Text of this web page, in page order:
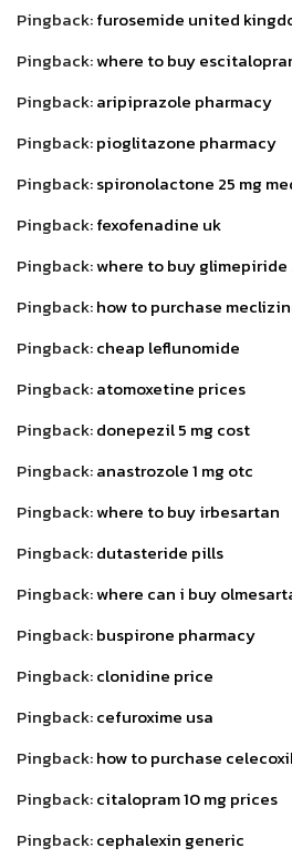
Pingback:furosemide united
Pingback:where to buy
Pingback:aripiprazole pharmacy
Pingback:pioglitazone pharmacy
Pingback:spironolactone 25 mg
Pingback:fexofenadine uk
Pingback:where to buy glimepiride
Pingback:how to purchase
Pingback:cheap leflunomide
Pingback:atomoxetine prices
Pingback:donepezil 5 mg cost
Pingback:anastrozole 1 mg otc
Pingback:where to buy irbesartan
Pingback:dutasteride pills
Pingback:where can i buy
Pingback:buspirone pharmacy
Pingback:clonidine price
Pingback:cefuroxime usa
Pingback:how to purchase
Pingback:citalopram 10 mg prices
Pingback:cephalexin generic